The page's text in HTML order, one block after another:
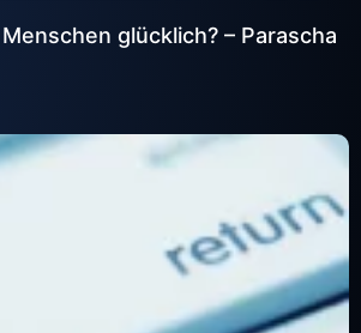
glücklich? – Parascha